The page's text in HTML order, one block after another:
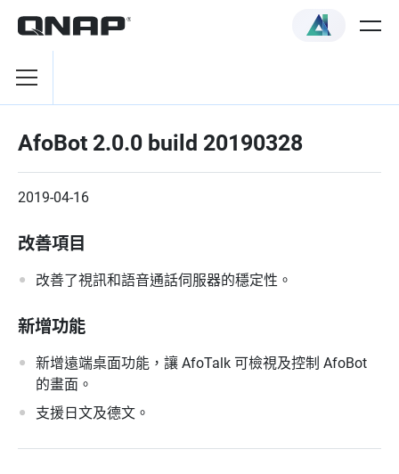
AfoBot 2.0.0 build 20190328
2019-04-16
改善項目
改善了視訊和語音通話伺服器的穩定性。
新增功能
新增遠端桌面功能，讓 AfoTalk 可檢視及控制 AfoBot
的畫面。
支援日文及德文。